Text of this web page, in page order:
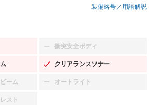
装備略号／用語解説
衝突安全ボディ
：装備なし
クリアランスソナー
：装備あり
ーム オートライト
：装備なし
スト